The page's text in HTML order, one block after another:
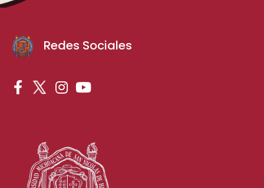
Redes Sociales